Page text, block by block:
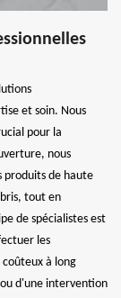
et soin. Nous
pour la
nous
produits de haute
tout en
de spécialistes est
les
à long
d'une intervention